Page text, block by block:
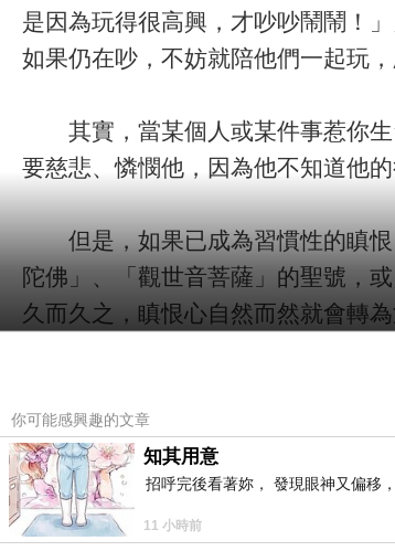
是因為玩得很高興，才吵吵鬧鬧！
如果仍在吵，不妨就陪他們一起玩
其實，當某個人或某件事惹你生
要慈悲、憐憫他，因為他不知道他的
但是，如果已成為習慣性的瞋恨，
陀佛」、「觀世音菩薩」的聖號，
久而久之，瞋恨心自然而然就會轉為
不住還是開口罵人，罵出來的那句
慣。
除此之外，我們也要常常問一問
你可能感興趣的文章
知其用意
招呼完後看著妳， 發現眼神又偏移
11 小時前